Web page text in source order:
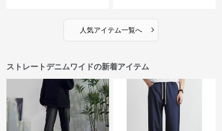
人気アイテム一覧へ ›
ストレートデニムワイドの新着アイテム